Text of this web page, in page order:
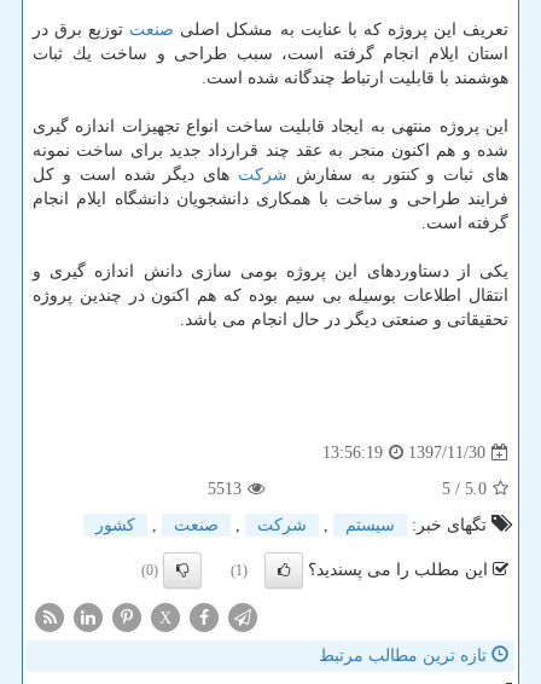
تعریف این پروژه كه با عنایت به مشكل اصلی صنعت توزیع برق در
استان ایلام انجام گرفته است، سبب طراحی و ساخت یك ثبات
هوشمند با قابلیت ارتباط چندگانه شده است.
این پروژه منتهی به ایجاد قابلیت ساخت انواع تجهیزات اندازه گیری
شده و هم اكنون منجر به عقد چند قرارداد جدید برای ساخت نمونه
های ثبات و كنتور به سفارش شركت های دیگر شده است و كل
فرایند طراحی و ساخت با همكاری دانشجویان دانشگاه ایلام انجام
گرفته است.
یكی از دستاوردهای این پروژه بومی سازی دانش اندازه گیری و
انتقال اطلاعات بوسیله بی سیم بوده كه هم اكنون در چندین پروژه
تحقیقاتی و صنعتی دیگر در حال انجام می باشد.
1397/11/30
13:56:19
5.0
/ 5
5513
تگهای خبر:
سیستم , شركت , صنعت , كشور
این مطلب را می پسندید؟ (1)
(0)
X
تازه ترین مطالب مرتبط